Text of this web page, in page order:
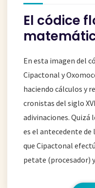
El códice
En esta imagen del
Cipactonal y
haciendo cálculos y
cronistas del siglo
adivinaciones. Quizá
es el antecedente de
que Cipactonal
petate (procesador)